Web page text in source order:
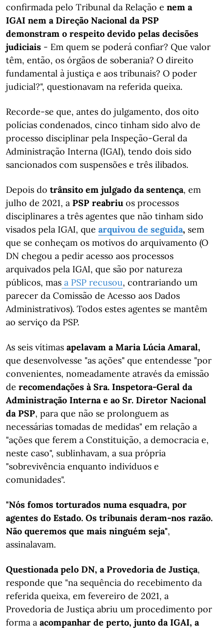
confirmada pelo Tribunal da Relação e nem a
IGAI nem a Direção Nacional da PSP
demonstram o respeito devido pelas decisões
judiciais - Em quem se poderá confiar? Que valor
têm, então, os órgãos de soberania? O direito
fundamental à justiça e aos tribunais? O poder
judicial?", questionavam na referida queixa.
Recorde-se que, antes do julgamento, dos oito
polícias condenados, cinco tinham sido alvo de
processo disciplinar pela Inspeção-Geral da
Administração Interna (IGAI), tendo dois sido
sancionados com suspensões e três ilibados.
Depois do trânsito em julgado da sentença, em
julho de 2021, a PSP reabriu os processos
disciplinares a três agentes que não tinham sido
visados pela IGAI, que arquivou de seguida, sem
que se conheçam os motivos do arquivamento (O
DN chegou a pedir acesso aos processos
arquivados pela IGAI, que são por natureza
públicos, mas a PSP recusou, contrariando um
parecer da Comissão de Acesso aos Dados
Administrativos). Todos estes agentes se mantêm
ao serviço da PSP.
As seis vítimas apelavam a Maria Lúcia Amaral,
que desenvolvesse "as ações" que entendesse "por
convenientes, nomeadamente através da emissão
de recomendações à Sra. Inspetora-Geral da
Administração Interna e ao Sr. Diretor Nacional
da PSP, para que não se prolonguem as
necessárias tomadas de medidas" em relação a
"ações que ferem a Constituição, a democracia e,
neste caso", sublinhavam, a sua própria
"sobrevivência enquanto indivíduos e
comunidades".
"Nós fomos torturados numa esquadra, por
agentes do Estado. Os tribunais deram-nos razão.
Não queremos que mais ninguém seja",
assinalavam.
Questionada pelo DN, a Provedoria de Justiça,
responde que "na sequência do recebimento da
referida queixa, em fevereiro de 2021, a
Provedoria de Justiça abriu um procedimento por
forma a acompanhar de perto, junto da IGAI, a